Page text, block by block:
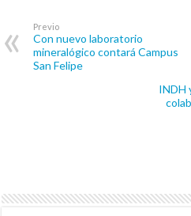
Previo
Con nuevo laboratorio
mineralógico contará Campus
San Felipe
INDH